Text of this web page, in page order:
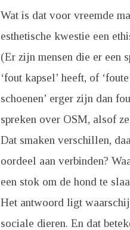
Wat is dat voor vreemde
esthetische kwestie een
(Er zijn mensen die er een
‘fout kapsel’ heeft, of
schoenen’ erger zijn dan
spreken over OSM, alsof
Dat smaken verschillen,
oordeel aan verbinden?
een stok om de hond te
Het antwoord ligt
sociale dieren. En dat